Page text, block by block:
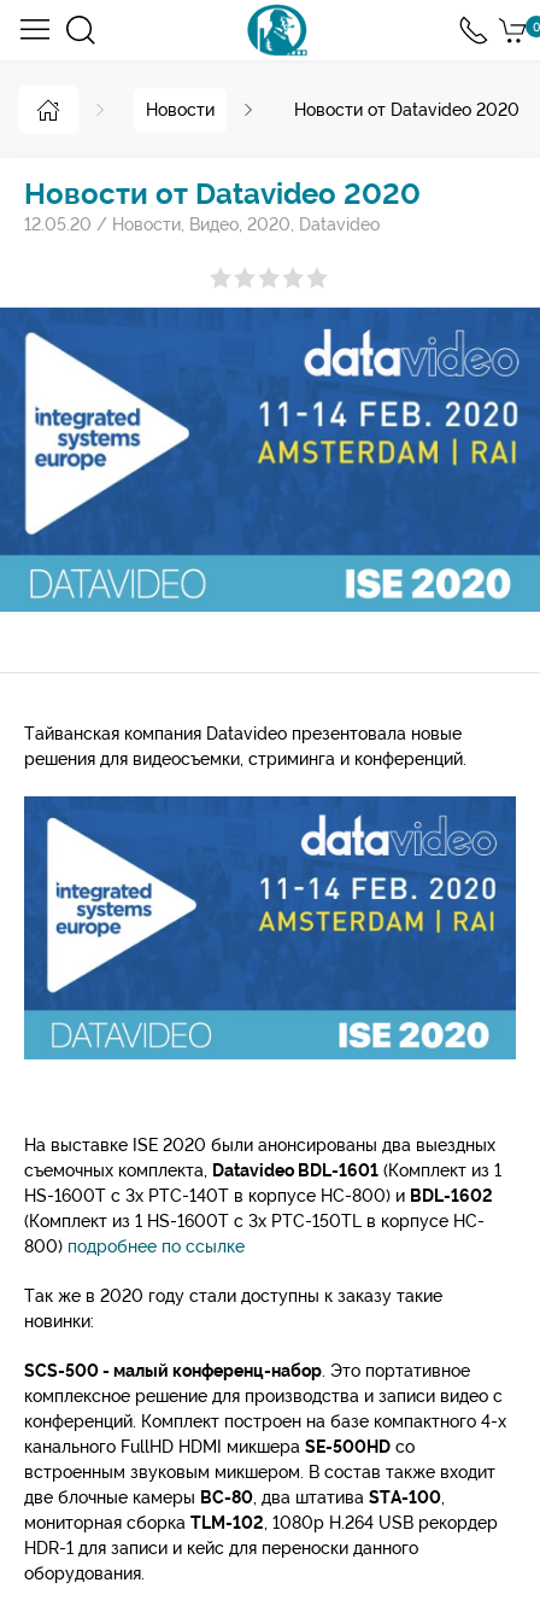
0
Новости Новости от Datavideo 2020
Новости от Datavideo 2020
12.05.20 / Новости Видео 2020 Datavideo
Тайванская компания Datavideo презентовала новые
решения для видеосъемки, стриминга и конференций.
На выставке ISE 2020 были анонсированы два выездных
съемочных комплекта,
Datavideo BDL-1601 (Комплект из 1
HS-1600T с 3x PTC-140T в корпусе HC-800) и BDL-1602
(Комплект из 1 HS-1600T с 3x PTC-150TL в корпусе HC-
800) подробнее по ссылке
Так же в 2020 году стали доступны к заказу такие
новинки:
SCS-500 - малый конференц-набор . Это портативное
комплексное решение для производства и записи видео с
конференций. Комплект построен на базе компактного 4-х
канального FullHD HDMI микшера SE-500HD со
встроенным звуковым микшером. В состав также входит
две блочные камеры BC-80 , два штатива STA-100
мониторная сборка TLM-102 , 1080р H.264 USB рекордер
HDR-1 для записи и кейс для переноски данного
оборудования.